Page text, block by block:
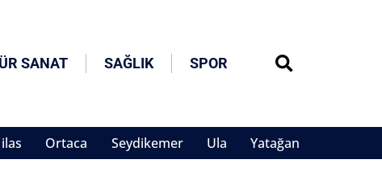
SANAT SAĞLIK SPOR
Ortaca Seydikemer Ula Yatağan